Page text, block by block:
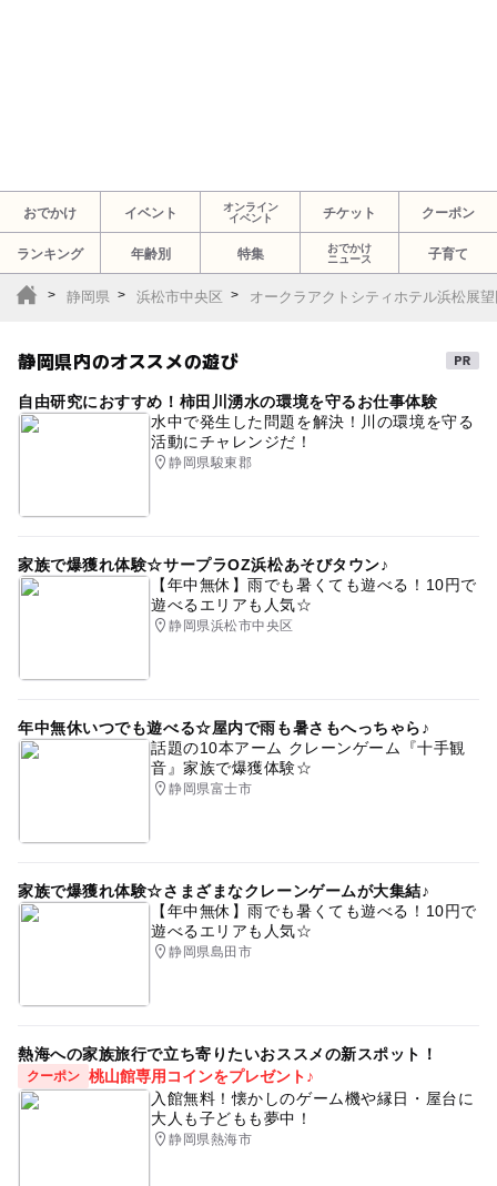
おでかけ イベント
オンライン
イベント
チケット クーポン
ランキング 年齢別 特集
おでかけ
ニュース
子育て
静岡県 浜松市中央区 オークラアクトシティホテル浜松展
静岡県内のオススメの遊び
自由研究におすすめ！柿田川湧水の環境を守るお仕事体験
水中で発生した問題を解決！川の環境を守る
活動にチャレンジだ！
静岡県駿東郡
家族で爆獲れ体験☆サープラOZ浜松あそびタウン♪
【年中無休】雨でも暑くても遊べる！10円で
遊べるエリアも人気☆
静岡県浜松市中央区
年中無休いつでも遊べる☆屋内で雨も暑さもへっちゃら♪
話題の10本アーム クレーンゲーム『十手観
音』家族で爆獲体験☆
静岡県富士市
家族で爆獲れ体験☆さまざまなクレーンゲームが大集結♪
【年中無休】雨でも暑くても遊べる！10円で
遊べるエリアも人気☆
静岡県島田市
熱海への家族旅行で立ち寄りたいおススメの新スポット！
クーポン 桃山館専用コインをプレゼント♪
入館無料！懐かしのゲーム機や縁日・屋台に
大人も子どもも夢中！
静岡県熱海市